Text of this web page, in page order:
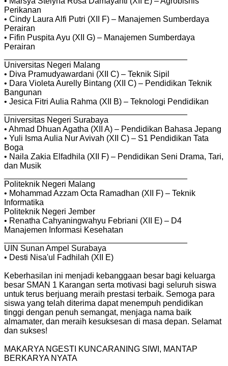
Perikanan
• Cindy Laura Alfi Putri (XII F) – Manajemen Sumberdaya
Perairan
• Fifin Puspita Ayu (XII G) – Manajemen Sumberdaya
Perairan
Universitas Negeri Malang
• Diva Pramudyawardani (XII C) – Teknik Sipil
• Dara Violeta Aurelly Bintang (XII C) – Pendidikan Teknik
Bangunan
• Jesica Fitri Aulia Rahma (XII B) – Teknologi Pendidikan
Universitas Negeri Surabaya
• Ahmad Dhuan Agatha (XII A) – Pendidikan Bahasa Jepang
• Yuli Isma Aulia Nur Avivah (XII C) – S1 Pendidikan Tata
Boga
• Naila Zakia Elfadhila (XII F) – Pendidikan Seni Drama, Tari,
dan Musik
Politeknik Negeri Malang
• Mohammad Azzam Octa Ramadhan (XII F) – Teknik
Informatika
Politeknik Negeri Jember
• Renatha Cahyaningwahyu Febriani (XII E) – D4
Manajemen Informasi Kesehatan
UIN Sunan Ampel Surabaya
• Desti Nisa'ul Fadhilah (XII E)
Keberhasilan ini menjadi kebanggaan besar bagi keluarga
besar SMAN 1 Karangan serta motivasi bagi seluruh siswa
untuk terus berjuang meraih prestasi terbaik. Semoga para
siswa yang telah diterima dapat menempuh pendidikan
tinggi dengan penuh semangat, menjaga nama baik
almamater, dan meraih kesuksesan di masa depan. Selamat
dan sukses!
MAKARYA NGESTI KUNCARANING SIWI, MANTAP
BERKARYA NYATA